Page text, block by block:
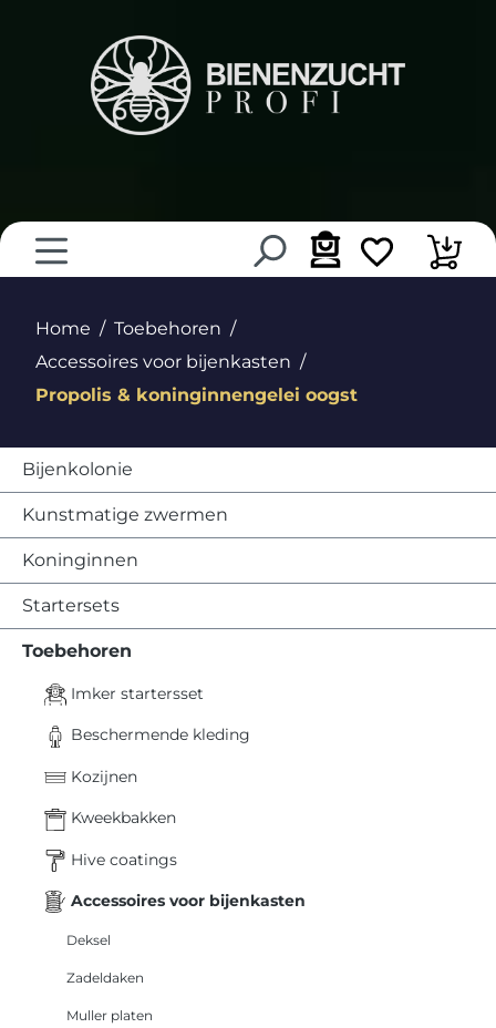
Home
Toebehoren
Accessoires voor bijenkasten
Propolis & koninginnengelei oogst
Bijenkolonie
Kunstmatige zwermen
Koninginnen
Startersets
Toebehoren
Imker startersset
Beschermende kleding
Kozijnen
Kweekbakken
Hive coatings
Accessoires voor bijenkasten
Deksel
Zadeldaken
Muller platen